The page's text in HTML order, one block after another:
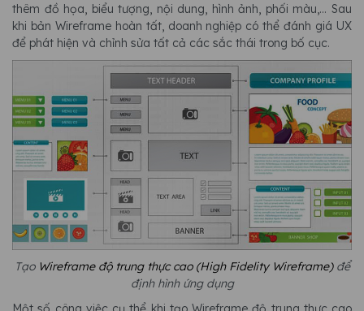
thêm đồ họa, biểu tượng, nội dung, hình ảnh, phối màu,... Sau
khi bản Wireframe hoàn tất, doanh nghiệp có thể đánh giá UX
để phát hiện và chỉnh sửa tất cả các sắc thái trong bố cục.
Tạo Wireframe độ trung thực cao (High Fidelity Wireframe)để
định hình ứng dụng